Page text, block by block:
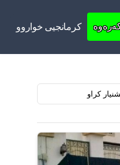
کرمانجیی خواروو